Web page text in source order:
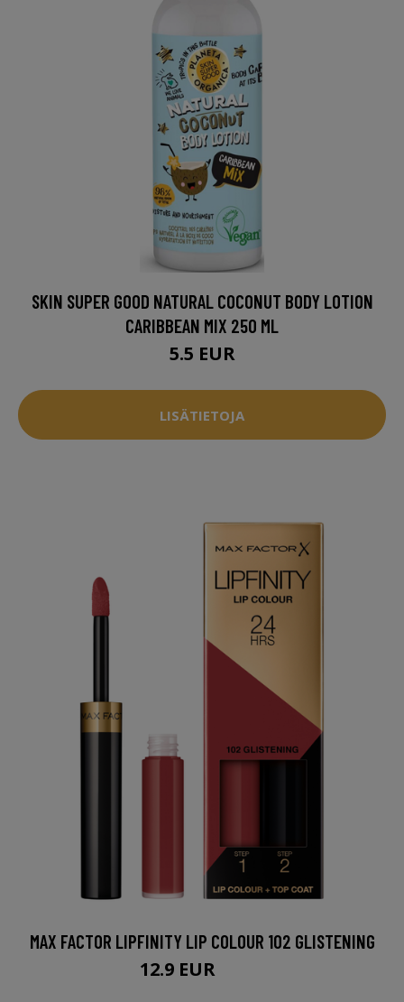
SKIN SUPER GOOD NATURAL COCONUT BODY LOTION
CARIBBEAN MIX 250 ML
5.5 EUR
LISÄTIETOJA
MAX FACTOR LIPFINITY LIP COLOUR 102 GLISTENING
12.9 EUR